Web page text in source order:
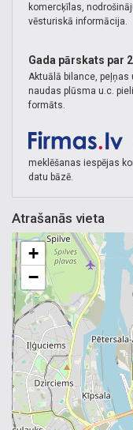
komercķīlas,
vēsturiskā informācija.
Gada pārskats par
Aktuālā bilance, peļņas
naudas plūsma u.c.
formāts.
meklēšanas iespējas
datu bāzē.
Atrašanās vieta
+
−